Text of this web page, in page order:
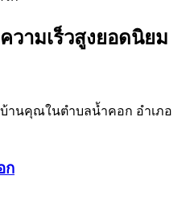
วามเร็วสูงยอดนิยม
บ้านคุณในตำบลน้ำคอก อำเภอ
ก